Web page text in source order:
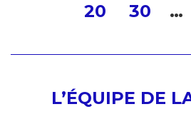
20 30 …
L’ÉQUIPE DE